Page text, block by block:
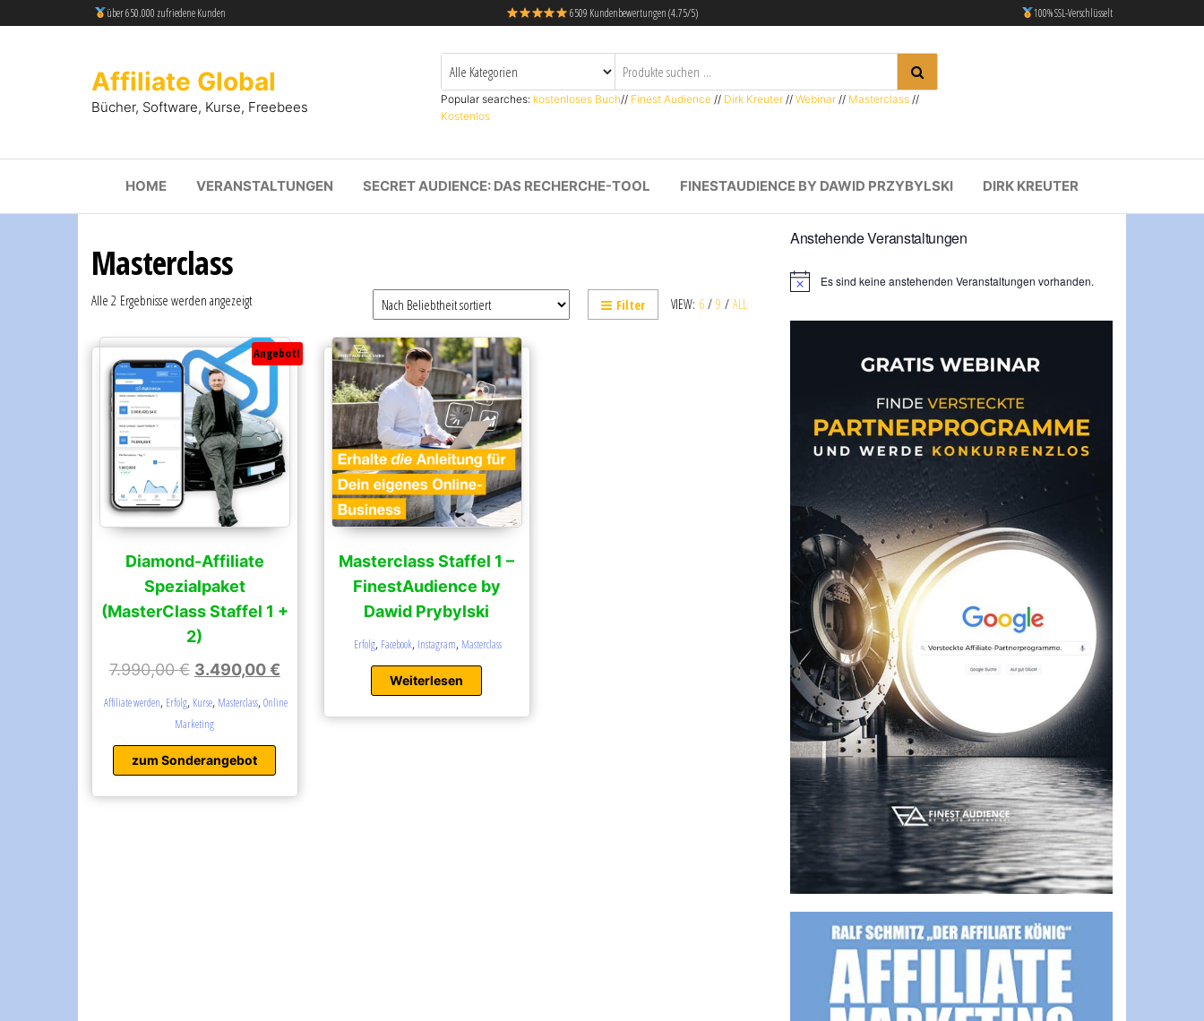
über 650.000 zufriedene Kunden 6509 Kundenbewertungen (4.75/5) 100% SSL-Verschlüsselt
Affiliate Global
Bücher, Software, Kurse, Freebees Popular searches: kostenloses Buch// Finest Audience // Dirk Kreuter // Webinar // Masterclass //
Kostenlos
HOME VERANSTALTUNGEN SECRET AUDIENCE: DAS RECHERCHE-TOOL FINESTAUDIENCE BY DAWID PRZYBYLSKI DIRK KREUTER
Masterclass
VIEW: 6 / 9 / ALL
Filter
Alle 2 Ergebnisse werden angezeigt
Angebot!
Diamond-Affiliate
Spezialpaket
(MasterClass Staffel 1 +
2)
7.990,00€ 3.490,00€
Affiliate werden, Erfolg, Kurse, Masterclass,Online
Marketing
zum Sonderangebot
Masterclass Staffel 1 –
FinestAudience by
Dawid Prybylski
Erfolg, Facebook, Instagram, Masterclass
Weiterlesen
Anstehende Veranstaltungen
H
Es sind keine anstehenden Veranstaltungen vorhanden.